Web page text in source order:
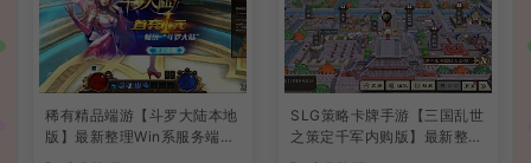
稀有精品端游【斗罗大陆本地
版】最新整理Win系服务端+P
C客户端+网页注册+CDK授
SLG策略卡牌手游【三国乱世
之策定千军内购版】最新整理
单机一键即玩镜像端+Linux